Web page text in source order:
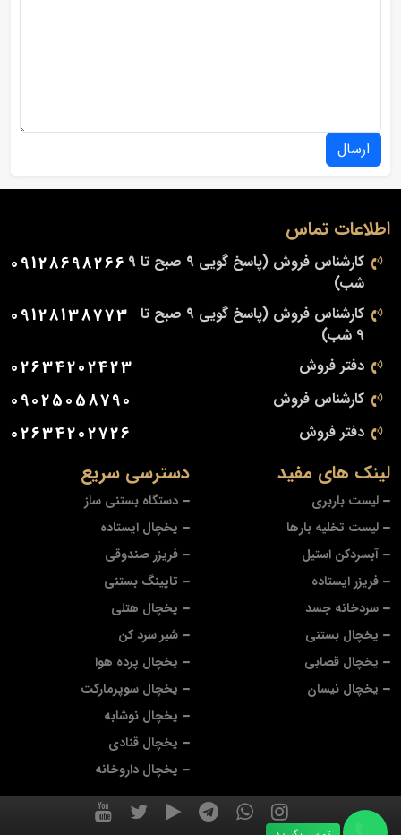
ارسال
دسترسی سریع
دستگاه بستنی ساز
یخچال ایستاده
فریزر صندوقی
تاپینگ بستنی
یخچال هتلی
شیر سرد کن
یخچال پرده هوا
یخچال سوپرمارکت
یخچال نوشابه
یخچال قنادی
یخچال داروخانه
لینک های مفید
لیست باربری
لیست تخلیه بارها
آبسردکن استیل
فریزر ایستاده
سردخانه جسد
یخچال بستنی
یخچال قصابی
یخچال نیسان
اطلاعات تماس
کارشناس فروش (پاسخ گویی 9 صبح تا 9
شب)
09128698266
کارشناس فروش (پاسخ گویی 9 صبح تا
9 شب)
09128138773
دفتر فروش 02634202423
کارشناس فروش 09025058790
دفتر فروش 02634202726